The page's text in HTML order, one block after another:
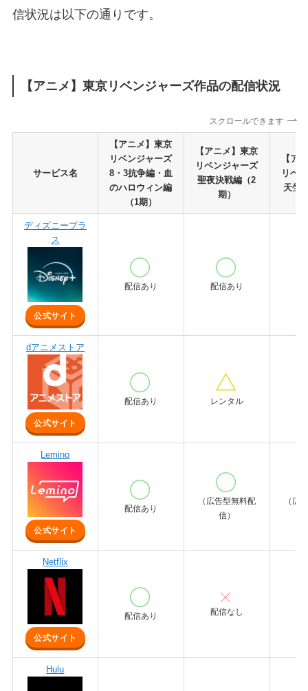
信状況は以下の通りです。
【アニメ】東京リベンジャーズ作品の配信状況
スクロールできます
サービス名
【アニメ】東京
リベンジャーズ
8・3抗争編・血
のハロウィン編
（1期）
【アニメ】東京
リベンジャーズ
聖夜決戦編（2
期）
【ア
リベ
天竺
ディズニープラ
ス
公式サイト
配信あり 配信あり
dアニメストア
公式サイト
配信あり レンタル
Lemino
公式サイト
配信あり
（広告型無料配
信）
（広
Netflix
公式サイト
配信あり 配信なし
Hulu